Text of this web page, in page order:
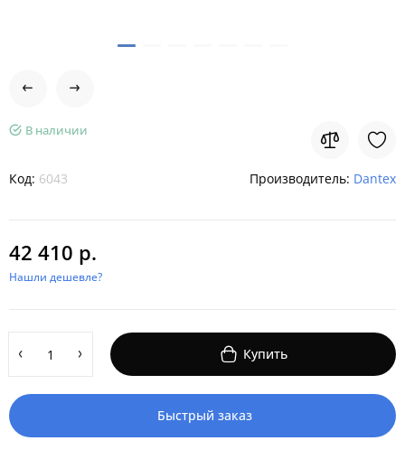
В наличии
Код: 6043 Производитель: Dantex
42 410 р.
Нашли дешевле?
Купить
Быстрый заказ